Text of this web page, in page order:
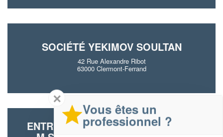
SOCIÉTÉ YEKIMOV SOULTAN
42 Rue Alexandre Ribot
63000 Clermont-Ferrand
ENTREPRISE PLATERIE GENERALE
✕
Vous êtes un
professionnel ?